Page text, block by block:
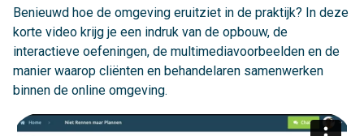
Benieuwd hoe de omgeving eruitziet in de praktijk? In deze
korte video krijg je een indruk van de opbouw, de
interactieve oefeningen, de multimediavoorbeelden en de
manier waarop cliënten en behandelaren samenwerken
binnen de online omgeving.